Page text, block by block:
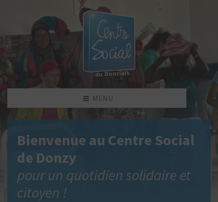
MENU
Bienvenue au Centre Social
de Donzy
pour un quotidien solidaire et
citoyen !